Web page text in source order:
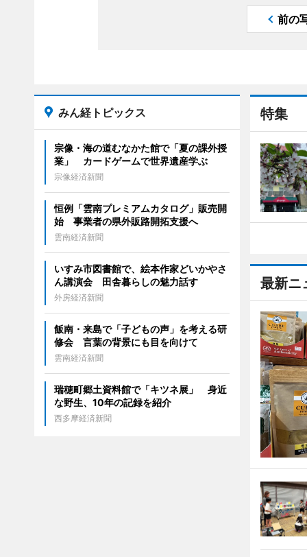
前の
特集
最新ニ
みん経トピックス
宗像・海の道むなかた館で「夏の課外授
業」 カードゲームで世界遺産学ぶ
宗像経済新聞
恒例「雲南プレミアムカタログ」販売開
始 事業者の県外販路開拓支援へ
雲南経済新聞
いすみ市図書館で、絵本作家どいかやさ
ん講演会 田舎暮らしの魅力話す
外房経済新聞
飯南・来島で「子どもの声」を考える研
修会 言葉の背景にも目を向けて
雲南経済新聞
瑞穂町郷土資料館で「キツネ展」 身近
な野生、10年の記録を紹介
西多摩経済新聞